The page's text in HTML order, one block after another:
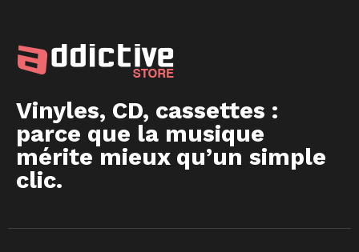
Vinyles, CD, cassettes :
parce que la musique
mérite mieux qu’un simple
clic.